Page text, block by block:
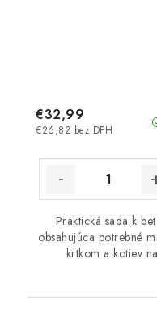
€26,82 bez DPH
€32,99
Praktická sada k
obsahujúca potrebné
krtkom a kotiev